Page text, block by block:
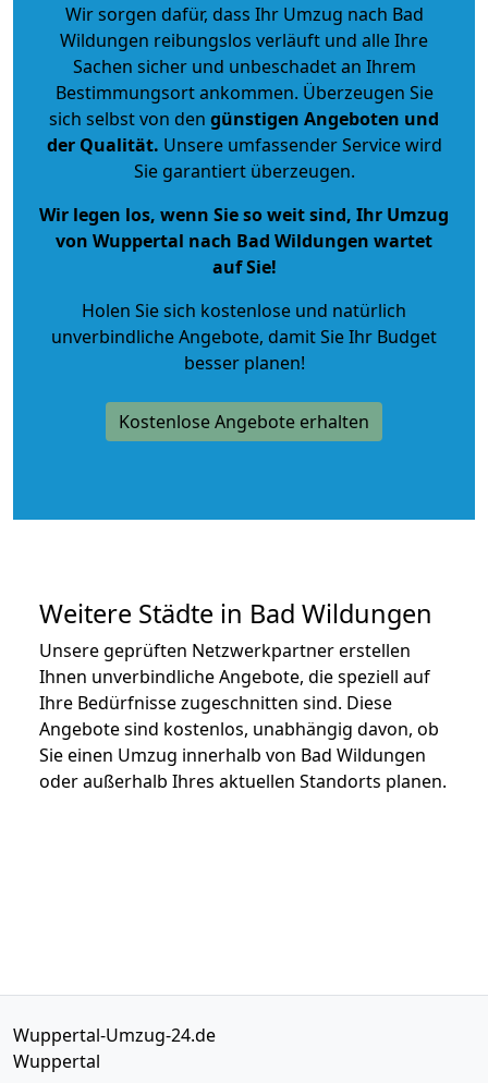
Wir sorgen dafür, dass Ihr Umzug nach Bad
Wildungen reibungslos verläuft und alle Ihre
Sachen sicher und unbeschadet an Ihrem
Bestimmungsort ankommen. Überzeugen Sie
sich selbst von den günstigen Angeboten und
der Qualität. Unsere umfassender Service wird
Sie garantiert überzeugen.
Wir legen los, wenn Sie so weit sind, Ihr Umzug
von Wuppertal nach Bad Wildungen wartet
auf Sie!
Holen Sie sich kostenlose und natürlich
unverbindliche Angebote, damit Sie Ihr Budget
besser planen!
Kostenlose Angebote erhalten
Weitere Städte in Bad Wildungen
Unsere geprüften Netzwerkpartner erstellen
Ihnen unverbindliche Angebote, die speziell auf
Ihre Bedürfnisse zugeschnitten sind. Diese
Angebote sind kostenlos, unabhängig davon, ob
Sie einen Umzug innerhalb von Bad Wildungen
oder außerhalb Ihres aktuellen Standorts planen.
Wuppertal-Umzug-24.de
Wuppertal